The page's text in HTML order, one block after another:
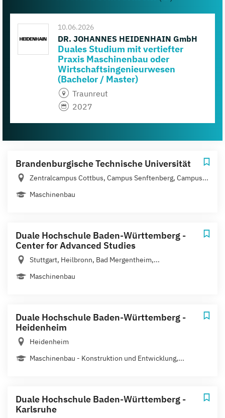
10.06.2026
DR. JOHANNES HEIDENHAIN GmbH
Duales Studium mit vertiefter
Praxis Maschinenbau oder
Wirtschaftsingenieurwesen
(Bachelor / Master)
Traunreut
2027
Brandenburgische Technische Universität
Zentralcampus Cottbus, Campus Senftenberg, Campus...
Maschinenbau
Duale Hochschule Baden-Württemberg -
Center for Advanced Studies
Stuttgart, Heilbronn, Bad Mergentheim,...
Maschinenbau
Duale Hochschule Baden-Württemberg -
Heidenheim
Heidenheim
Maschinenbau - Konstruktion und Entwicklung,...
Duale Hochschule Baden-Württemberg -
Karlsruhe